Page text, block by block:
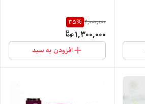
2,000,000
35%
1,300,000
افزودن به سبد